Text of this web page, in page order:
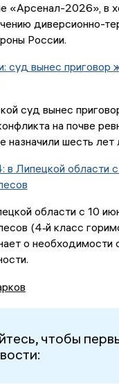
«Арсенал-2026», в
диверсионно-
России.
суд вынес приговор
суд вынес
на почве
назначили шесть лет
в Липецкой области
области с 10
(4‑й класс
о
чтобы